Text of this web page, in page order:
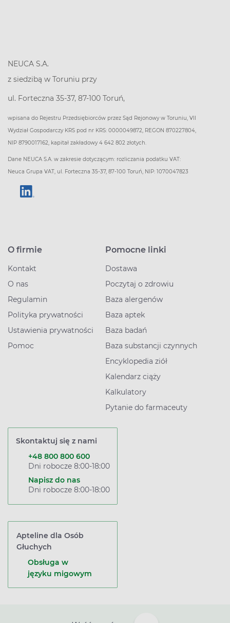
NEUCA S.A.
z siedzibą w Toruniu przy
ul. Forteczna 35-37, 87-100 Toruń,
wpisana do Rejestru Przedsiębiorców przez Sąd Rejonowy w Toruniu, VII
Wydział Gospodarczy KRS pod nr KRS: 0000049872, REGON 870227804,
NIP 8790017162, kapitał zakładowy 4 642 802 złotych.
Dane NEUCA S.A. w zakresie dotyczącym: rozliczania podatku VAT:
Neuca Grupa VAT, ul. Forteczna 35-37, 87-100 Toruń, NIP: 1070047823
O firmie
Kontakt
O nas
Regulamin
Polityka prywatności
Ustawienia prywatności
Pomoc
Pomocne linki
Dostawa
Poczytaj o zdrowiu
Baza alergenów
Baza aptek
Baza badań
Baza substancji czynnych
Encyklopedia ziół
Kalendarz ciąży
Kalkulatory
Pytanie do farmaceuty
Skontaktuj się z nami
+48 800 800 600
Dni robocze 8:00-18:00
Napisz do nas
Dni robocze 8:00-18:00
Apteline dla Osób
Głuchych
Obsługa w
języku migowym